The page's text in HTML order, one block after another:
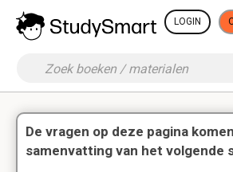
LOGIN
De vragen op deze pagina
samenvatting van het volgende